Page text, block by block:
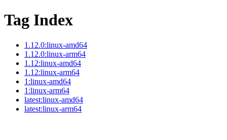
Tag Index
1.12.0:linux-amd64
1.12.0:linux-arm64
1.12:linux-amd64
1.12:linux-arm64
1:linux-amd64
1:linux-arm64
latest:linux-amd64
latest:linux-arm64